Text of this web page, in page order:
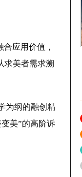
应用价值，
求美者需求溯
为纲的融创精
美”的高阶诉